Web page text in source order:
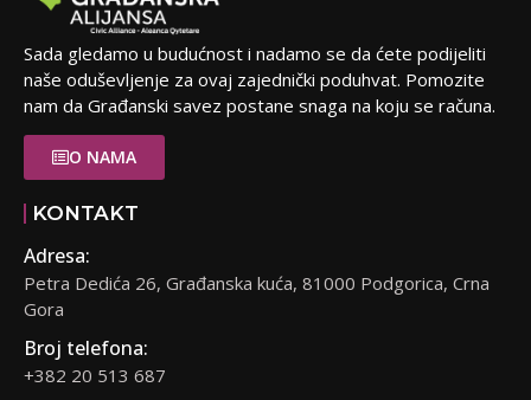
Sada gledamo u budućnost i nadamo se da ćete podijeliti
naše oduševljenje za ovaj zajednički poduhvat. Pomozite
nam da Građanski savez postane snaga na koju se računa.
O NAMA
KONTAKT
Adresa:
Petra Dedića 26, Građanska kuća, 81000 Podgorica, Crna
Gora
Broj telefona:
+382 20 513 687